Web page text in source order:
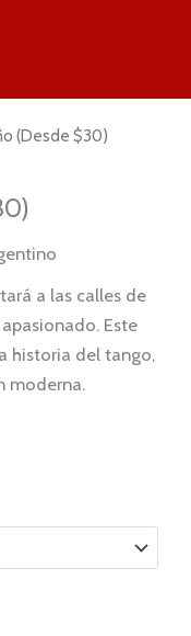
(Desde $30)
a las calles de
Este
historia del tango,
moderna.